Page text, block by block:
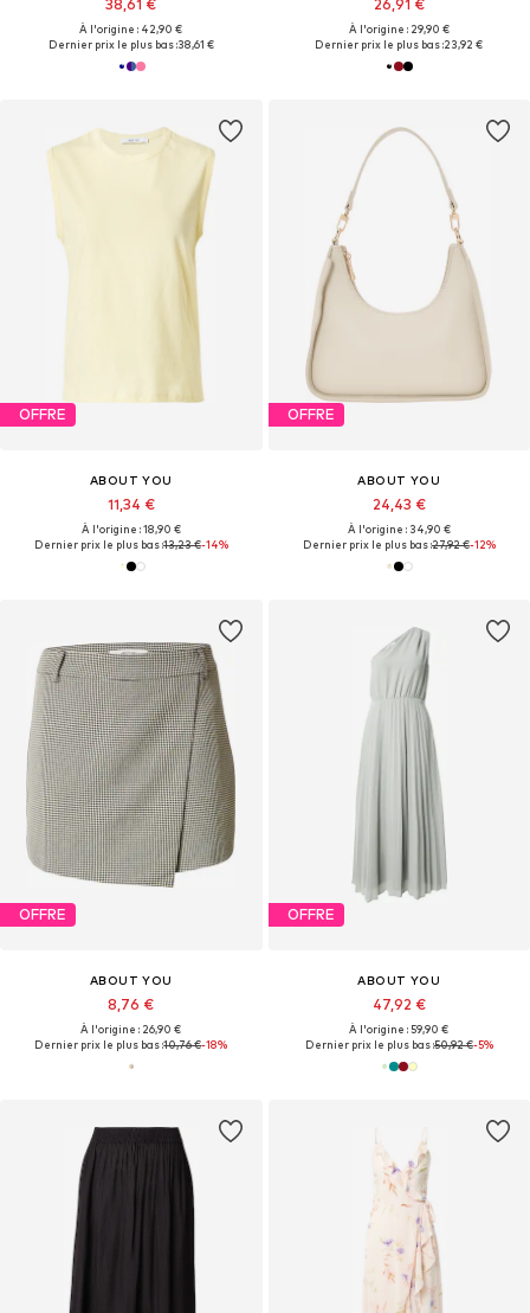
38,61 €
À l'origine : 42,90 €
Dernier prix le plus bas :38,61 €
26,91 €
À l'origine : 29,90 €
Dernier prix le plus bas :23,92 €
OFFRE
ABOUT YOU
11,34 €
À l'origine : 18,90 €
Dernier prix le plus bas :13,23 €-14%
OFFRE
ABOUT YOU
24,43 €
À l'origine : 34,90 €
Dernier prix le plus bas :27,92 €-12%
OFFRE
ABOUT YOU
8,76 €
À l'origine : 26,90 €
Dernier prix le plus bas :10,76 €-18%
OFFRE
ABOUT YOU
47,92 €
À l'origine : 59,90 €
Dernier prix le plus bas :50,92 €-5%